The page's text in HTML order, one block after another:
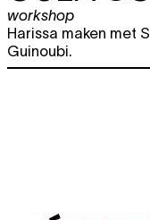
workshop
Harissa maken met
Guinoubi.